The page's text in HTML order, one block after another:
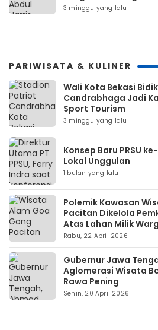
Masyarakat Maupun
3 minggu yang lalu
PARIWISATA & KULINER
Wali Kota Bekasi
Candrabhaga Jadi
Sport Tourism
3 minggu yang lalu
Konsep Baru PRSU
Lokal Unggulan
1 bulan yang lalu
Polemik Kawasan
Pacitan Dikelola
Atas Lahan Milik
Rabu, 22 April 2026
Gubernur Jawa
Aglomerasi Wisata
Rawa Pening
Senin, 20 April 2026